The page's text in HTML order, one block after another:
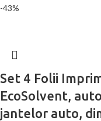
-43%
Set 4 Folii
EcoSolvent,
jantelor auto,